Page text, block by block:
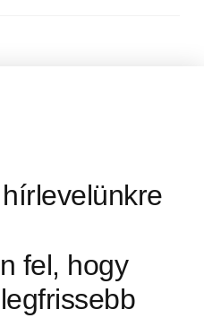
fel, hogy